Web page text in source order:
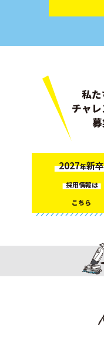
私た
チャ
募
2027年新卒
採用情報は
こちら